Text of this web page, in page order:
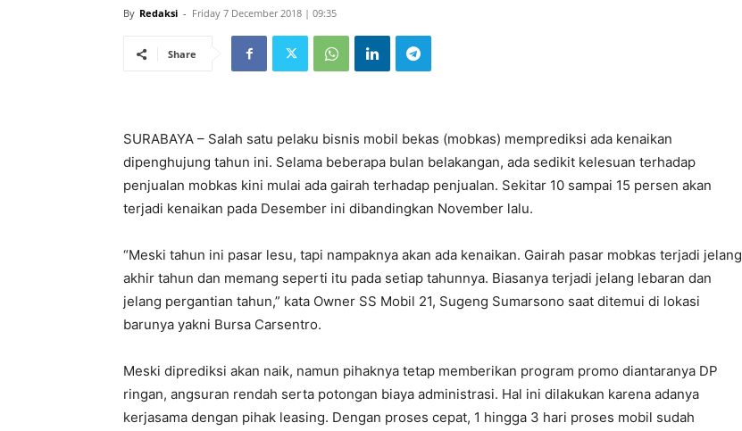
By Redaksi - Friday 7 December 2018 | 09:35
Share
SURABAYA – Salah satu pelaku bisnis mobil bekas (mobkas) memprediksi ada kenaikan
dipenghujung tahun ini. Selama beberapa bulan belakangan, ada sedikit kelesuan terhadap
penjualan mobkas kini mulai ada gairah terhadap penjualan. Sekitar 10 sampai 15 persen akan
terjadi kenaikan pada Desember ini dibandingkan November lalu.
“Meski tahun ini pasar lesu, tapi nampaknya akan ada kenaikan. Gairah pasar mobkas terjadi jelang
akhir tahun dan memang seperti itu pada setiap tahunnya. Biasanya terjadi jelang lebaran dan
jelang pergantian tahun,” kata Owner SS Mobil 21, Sugeng Sumarsono saat ditemui di lokasi
barunya yakni Bursa Carsentro.
Meski diprediksi akan naik, namun pihaknya tetap memberikan program promo diantaranya DP
ringan, angsuran rendah serta potongan biaya administrasi. Hal ini dilakukan karena adanya
kerjasama dengan pihak leasing. Dengan proses cepat, 1 hingga 3 hari proses mobil sudah